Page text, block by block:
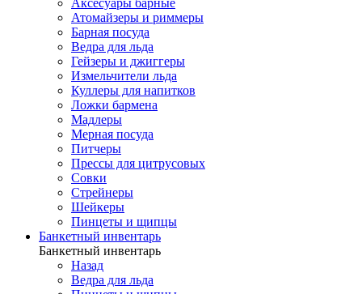
Атомайзеры и риммеры
Барная посуда
Ведра для льда
Гейзеры и джиггеры
Измельчители льда
Куллеры для напитков
Ложки бармена
Мадлеры
Мерная посуда
Питчеры
Прессы для цитрусовых
Совки
Стрейнеры
Шейкеры
Пинцеты и щипцы
Банкетный инвентарь
Банкетный инвентарь
Назад
Ведра для льда